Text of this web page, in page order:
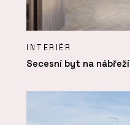
INTERIÉR
Secesní byt na nábřeží